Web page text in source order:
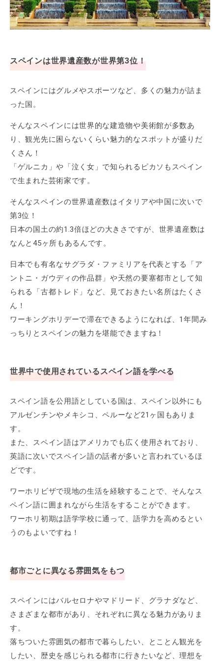
スペインは世界遺産数が世界第3位！
スペインにはグルメやスポーツなど、多くの魅力が詰ま
った国。
そんなスペインには世界的な建造物や美術館が多数あ
り、観光先に困らないくらい魅力的なスポットが盛りだ
くさん！
「ゲルニカ」や「泣く女」で知られるピカソもスペイン
で生まれた芸術家です。
そんなスペインの世界遺産数はイタリアや中国に次いで
第3位！
日本の国土の約1.3倍ほどの大きさですが、世界遺産数は
なんと45ヶ所もあるんです。
日本でも有名なサグラダ・ファミリアを代表とする「ア
ントニ・ガウディの作品群」や天然の要塞都市として知
られる「古都トレド」など、見ておきたい名所はたくさ
ん！
ワーキングホリデーで滞在できるようになれば、1年間み
っちりとスペインの魅力を堪能できますね！
世界中で使用されているスペイン語を学べる
スペイン語を公用語としている国は、スペイン以外にも
アルゼンチンやメキシコ、ペルーなど21ヶ国もありま
す。
また、スペイン語はアメリカでも広く使用されており、
英語に次いでスペイン語の話者が多いと言われているほ
どです。
ワーホリビザで現地の生活を経験することで、そんなス
ペイン語に囲まれながら生活をすることができます。
ワーホリ初期は語学学校に通って、語学力を高めるとい
うのもよいですね！
都市ごとに異なる雰囲気をもつ
スペインにはバルセロナやマドリード、グラナダなど、
さまざまな都市があり、それぞれに異なる魅力がありま
す。
落ちついた雰囲気の都市で暮らしたい、とことん観光を
したい、歴史を感じられる都市に行きたいなど、理想を